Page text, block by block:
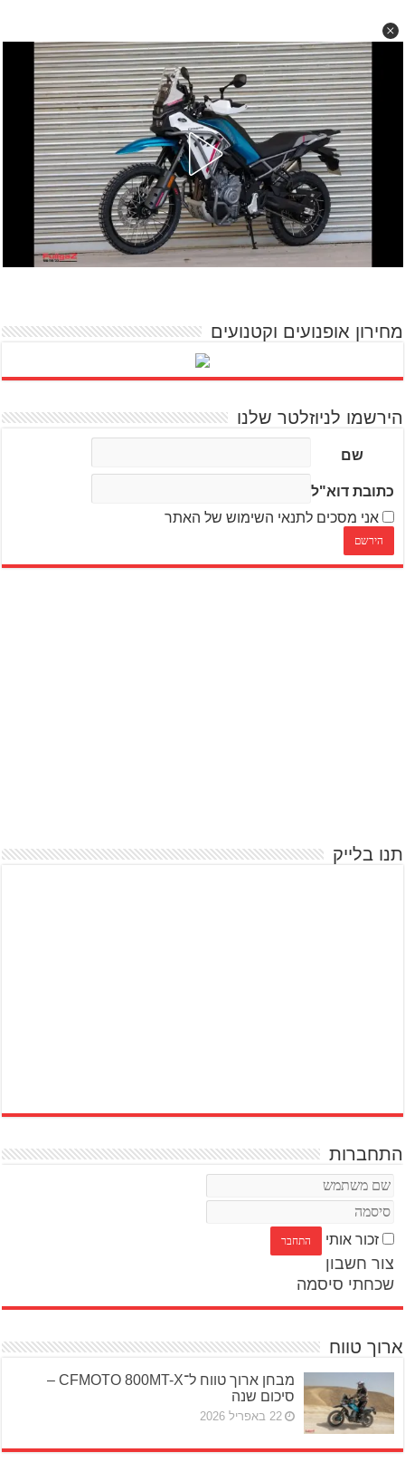
מחירון אופנועים וקטנועים
הירשמו לניוזלטר שלנו
שם
כתובת דוא"ל
אני מסכים לתנאי השימוש של האתר
תנו בלייק
התחברות
זכור אותי
צור חשבון
שכחתי סיסמה
ארוך טווח
מבחן ארוך טווח ל־CFMOTO 800MT-X –
סיכום שנה
22 באפריל 2026